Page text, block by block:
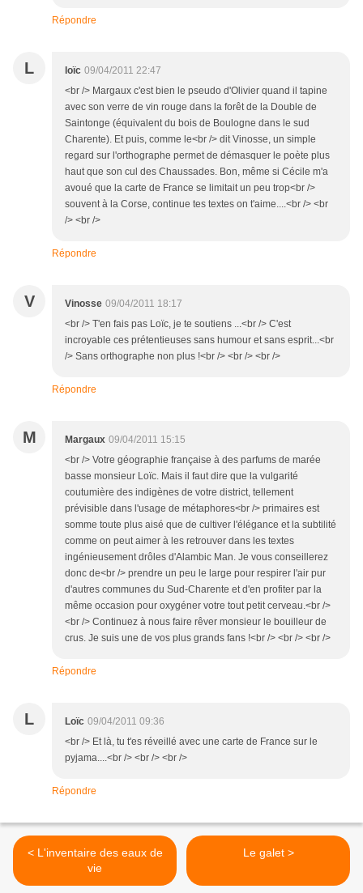
Répondre
L loïc 09/04/2011 22:47
<br /> Margaux c'est bien le pseudo d'Olivier quand il tapine
avec son verre de vin rouge dans la forêt de la Double de
Saintonge (équivalent du bois de Boulogne dans le sud
Charente). Et puis, comme le<br /> dit Vinosse, un simple
regard sur l'orthographe permet de démasquer le poète plus
haut que son cul des Chaussades. Bon, même si Cécile m'a
avoué que la carte de France se limitait un peu trop<br />
souvent à la Corse, continue tes textes on t'aime....<br /> <br
/> <br />
Répondre
V Vinosse 09/04/2011 18:17
<br /> T'en fais pas Loïc, je te soutiens ...<br /> C'est
incroyable ces prétentieuses sans humour et sans esprit...<br
/> Sans orthographe non plus !<br /> <br /> <br />
Répondre
M Margaux 09/04/2011 15:15
<br /> Votre géographie française à des parfums de marée
basse monsieur Loïc. Mais il faut dire que la vulgarité
coutumière des indigènes de votre district, tellement
prévisible dans l'usage de métaphores<br /> primaires est
somme toute plus aisé que de cultiver l'élégance et la subtilité
comme on peut aimer à les retrouver dans les textes
ingénieusement drôles d'Alambic Man. Je vous conseillerez
donc de<br /> prendre un peu le large pour respirer l'air pur
d'autres communes du Sud-Charente et d'en profiter par la
même occasion pour oxygéner votre tout petit cerveau.<br />
<br /> Continuez à nous faire rêver monsieur le bouilleur de
crus. Je suis une de vos plus grands fans !<br /> <br /> <br />
Répondre
L Loïc 09/04/2011 09:36
<br /> Et là, tu t'es réveillé avec une carte de France sur le
pyjama....<br /> <br /> <br />
Répondre
< L'inventaire des eaux de
vie
Le galet >